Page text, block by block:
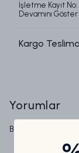
İşletme Kayıt No:
Devamını Göster
Kargo
Yorumlar
Bu ürün için henüz